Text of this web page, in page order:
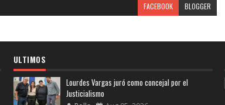
FACEBOOK BLOGGER
ULTIMOS
Lourdes Vargas juró como concejal por el
Justicialismo